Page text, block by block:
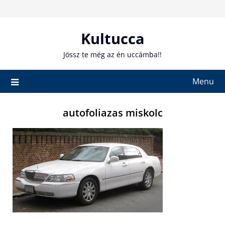
Kultucca
Jössz te még az én uccámba!!
Menu
autofoliazas miskolc